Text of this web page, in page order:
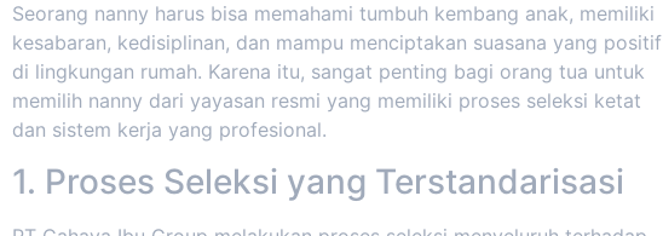
Seorang nanny harus bisa memahami tumbuh kembang anak, memiliki
kesabaran, kedisiplinan, dan mampu menciptakan suasana yang positif
di lingkungan rumah. Karena itu, sangat penting bagi orang tua untuk
memilih nanny dari yayasan resmi yang memiliki proses seleksi ketat
dan sistem kerja yang profesional.
1. Proses Seleksi yang Terstandarisasi